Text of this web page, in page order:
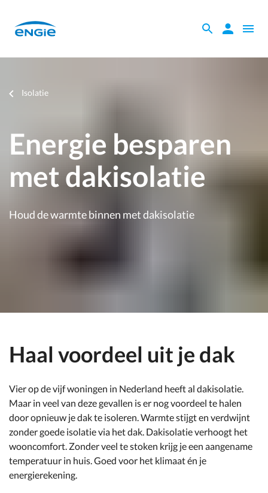
mainZoeken
de
Zoeken
Open
Je
Isolatie
Energie besparen
met dakisolatie
Houd de warmte binnen met dakisolatie
Haal voordeel uit je dak
Vier op de vijf woningen in Nederland heeft al dakisolatie.
Maar in veel van deze gevallen is er nog voordeel te halen
door opnieuw je dak te isoleren. Warmte stijgt en verdwijnt
zonder goede isolatie via het dak. Dakisolatie verhoogt het
wooncomfort. Zonder veel te stoken krijg je een aangename
temperatuur in huis. Goed voor het klimaat én je
energierekening.